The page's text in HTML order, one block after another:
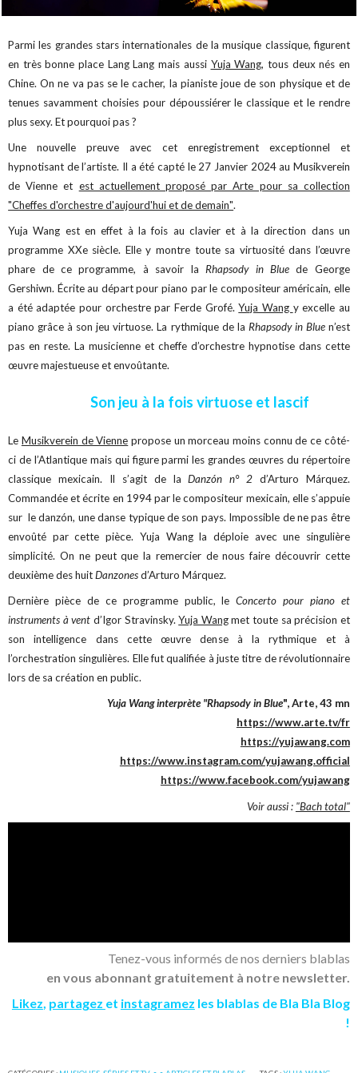
Parmi les grandes stars internationales de la musique classique, figurent
en très bonne place Lang Lang mais aussi Yuja Wang, tous deux nés en
Chine. On ne va pas se le cacher, la pianiste joue de son physique et de
tenues savamment choisies pour dépoussiérer le classique et le rendre
plus sexy. Et pourquoi pas ?
Une nouvelle preuve avec cet enregistrement exceptionnel et
hypnotisant de l’artiste. Il a été capté le 27 Janvier 2024 au Musikverein
de Vienne et est actuellement proposé par Arte pour sa collection
"Cheffes d'orchestre d'aujourd'hui et de demain".
Yuja Wang est en effet à la fois au clavier et à la direction dans un
programme XXe siècle. Elle y montre toute sa virtuosité dans l’œuvre
phare de ce programme, à savoir la Rhapsody in Blue de George
Gershiwn. Écrite au départ pour piano par le compositeur américain, elle
a été adaptée pour orchestre par Ferde Grofé.Yuja Wang y excelle au
piano grâce à son jeu virtuose. La rythmique de la Rhapsody in Bluen’est
pas en reste. La musicienne et cheffe d’orchestre hypnotise dans cette
œuvre majestueuse et envoûtante.
Son jeu à la fois virtuose et lascif
Le Musikverein de Vienne propose un morceau moins connu de ce côté-
ci de l’Atlantique mais qui figure parmi les grandes œuvres du répertoire
classique mexicain. Il s’agit de laDanzón n° 2 d’Arturo Márquez.
Commandée et écrite en 1994 par le compositeur mexicain, elle s’appuie
sur le danzón, une danse typique de son pays. Impossible de ne pas être
envoûté par cette pièce. Yuja Wang la déploie avec une singulière
simplicité. On ne peut que la remercier de nous faire découvrir cette
deuxième des huitDanzonesd’Arturo Márquez.
Dernière pièce de ce programme public, leConcerto pour piano et
instruments à vent d’Igor Stravinsky.Yuja Wangmet toute sa précision et
son intelligence dans cette œuvre dense à la rythmique et à
l’orchestration singulières. Elle fut qualifiée à juste titre de révolutionnaire
lors de sa création en public.
Yuja Wang interprète "Rhapsody in Blue", Arte, 43 mn
https://www.arte.tv/fr
https://yujawang.com
https://www.instagram.com/yujawang.official
https://www.facebook.com/yujawang
Voir aussi : "Bach total"
Tenez-vous informés de nos derniers blablas
en vous abonnant gratuitement à notre newsletter.
Likez, partagez et instagramez les blablas de Bla Bla Blog
!